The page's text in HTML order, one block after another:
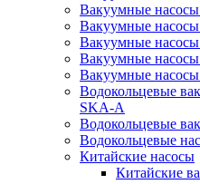
Вакуумные
Вакуумные насосы
Вакуумные
Вакуумные
Вакуумные
Водокольцевые
SKA-A
Водокольцевые
Водокольцевые
Китайские насосы
Китайские